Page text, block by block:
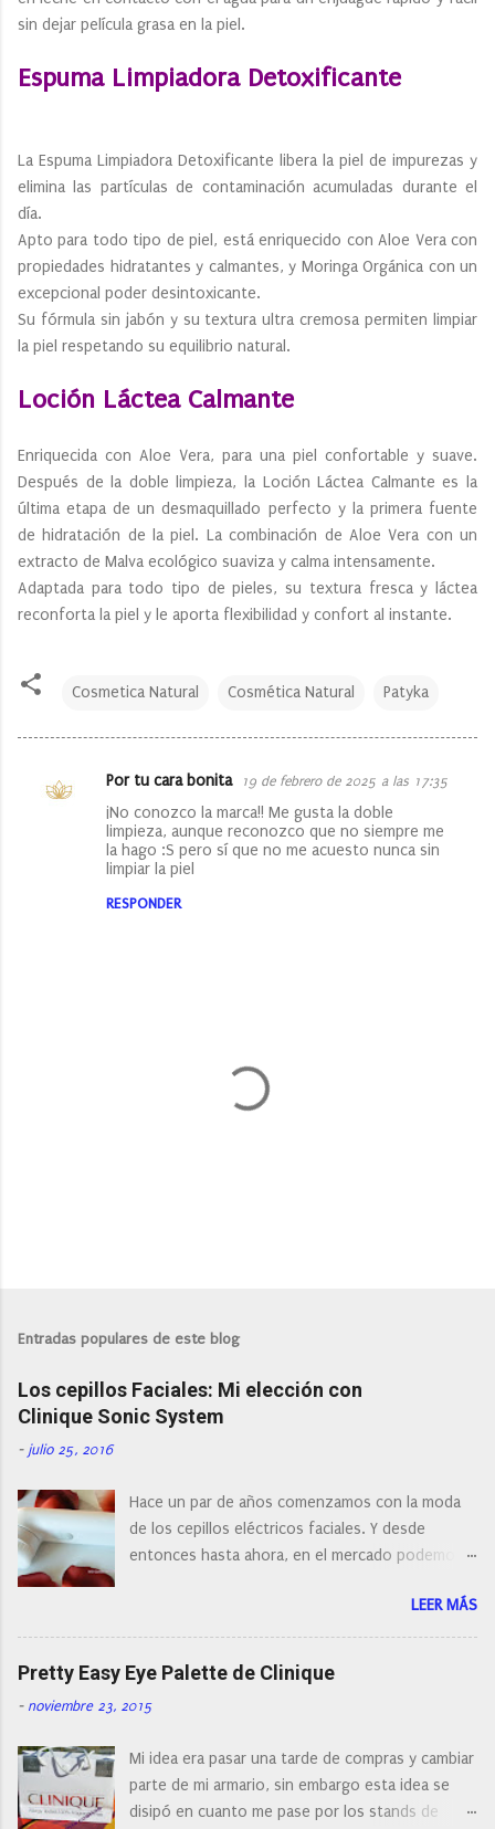
sin dejar película grasa en la piel.
Espuma Limpiadora Detoxificante
La Espuma Limpiadora Detoxificante libera la piel de impurezas y
elimina las partículas de contaminación acumuladas durante el
día.
Apto para todo tipo de piel, está enriquecido con Aloe Vera con
propiedades hidratantes y calmantes, y Moringa Orgánica con un
excepcional poder desintoxicante.
Su fórmula sin jabón y su textura ultra cremosa permiten limpiar
la piel respetando su equilibrio natural.
Loción Láctea Calmante
Enriquecida con Aloe Vera, para una piel confortable y suave.
Después de la doble limpieza, la Loción Láctea Calmante es la
última etapa de un desmaquillado perfecto y la primera fuente
de hidratación de la piel. La combinación de Aloe Vera con un
extracto de Malva ecológico suaviza y calma intensamente.
Adaptada para todo tipo de pieles, su textura fresca y láctea
reconforta la piel y le aporta flexibilidad y confort al instante.
Cosmetica Natural Cosmética Natural Patyka
C
Por tu cara bonita 19 de febrero de 2025 a las 17:35
¡No conozco la marca!! Me gusta la doble
limpieza, aunque reconozco que no siempre me
la hago :S pero sí que no me acuesto nunca sin
limpiar la piel
RESPONDER
l
a
r
n
o
m
e
n
t
a
o
Entradas populares de este blog
Los cepillos Faciales: Mi elección con
Clinique Sonic System
- julio 25, 2016
Hace un par de años comenzamos con la moda
de los cepillos eléctricos faciales. Y desde
entonces hasta ahora, en el mercado podemos
con diferentes características, a pilas, a batería,
cepillos de rotación o de oscilación... y
naturalmente de todos los precios. Existe en la
actualidad tal variedad, que antes de hacer la
compra debemos de hacernos unas preguntas:
post os voy a dar mi opinión de porque elegí mi
cepillo facial de Clinique
LEER MÁS
Pretty Easy Eye Palette de Clinique
- noviembre 23, 2015
Mi idea era pasar una tarde de compras y cambiar
parte de mi armario, sin embargo esta idea se
disipó en cuanto me pase por los stands de